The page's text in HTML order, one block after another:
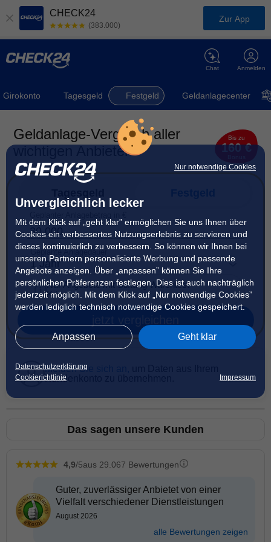
Nur notwendige Cookies
Unvergleichlich lecker
Mit dem Klick auf „geht klar” ermöglichen Sie uns Ihnen über
Cookies ein verbessertes Nutzungserlebnis zu servieren und
dieses kontinuierlich zu verbessern. So können wir Ihnen bei
unseren Partnern personalisierte Werbung und passende
Angebote anzeigen. Über „anpassen” können Sie Ihre
persönlichen Präferenzen festlegen. Dies ist auch nachträglich
jederzeit möglich. Mit dem Klick auf „Nur notwendige Cookies”
werden lediglich technisch notwendige Cookies gespeichert.
Anpassen Geht klar
Datenschutzerklärung
Cookierichtlinie
Impressum
CHECK24
(383.000)
Zur App
Anmelden
Chat
Girokonto Tagesgeld Festgeld Geldanlagecenter
Geldanlage-Vergleich aller
wichtigen Anbieter
Bis zu
160 €
Geplante Anlagedauer
1 Jahr
Nur Angebote mit Stiftung Warentest
Kriterien
Melden Sie sich an,
Kundenkonto zu übernehmen.
Das sagen unsere Kunden
4,9/5aus 29.067 Bewertungen
Guter, zuverlässiger Anbietet von einer
Vielfalt verschiedener Dienstleistungen
August 2026
alle Bewertungen zeigen